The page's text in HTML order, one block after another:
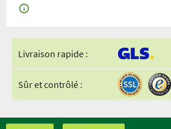
Livraison rapide :
Sûr et contrôlé :